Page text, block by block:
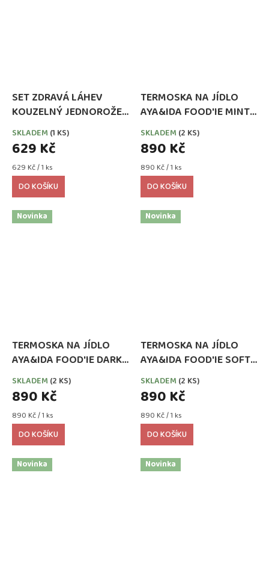
SET ZDRAVÁ LÁHEV
KOUZELNÝ JEDNOROŽEC
0,5 l + ZDRAVÁ SVÁČA
900 ml
SKLADEM (1 KS)
629 Kč
Měrná
cena:
629 Kč / 1 ks
DO KOŠÍKU
TERMOSKA NA JÍDLO
AYA&IDA FOOD'IE MINT
GREEN 500 ML
SKLADEM (2 KS)
890 Kč
Měrná
cena:
890 Kč / 1 ks
DO KOŠÍKU
Novinka
TERMOSKA NA JÍDLO
AYA&IDA FOOD'IE DARK
GREY 500 ML
SKLADEM (2 KS)
890 Kč
Měrná
cena:
890 Kč / 1 ks
DO KOŠÍKU
Novinka
TERMOSKA NA JÍDLO
AYA&IDA FOOD'IE SOFT
ROSE 500 ML
SKLADEM (2 KS)
890 Kč
Měrná
cena:
890 Kč / 1 ks
DO KOŠÍKU
Novinka Novinka